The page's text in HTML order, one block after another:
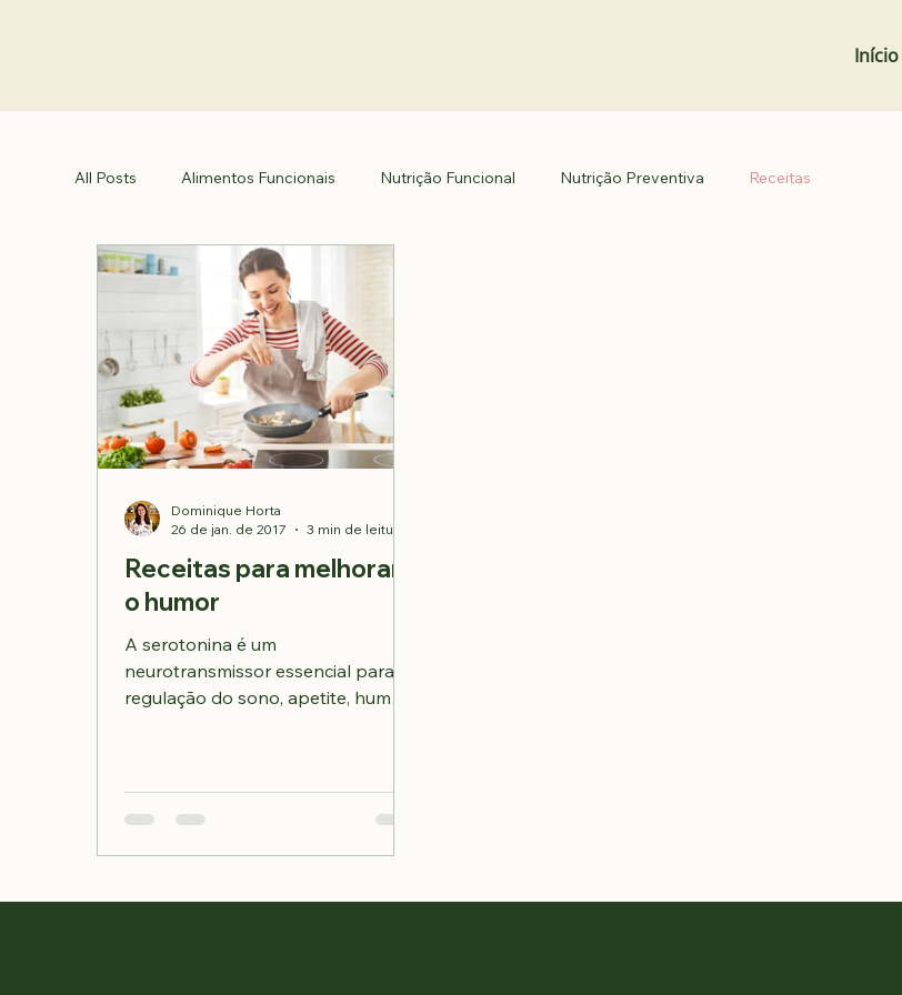
Início
All Posts Alimentos Funcionais Nutrição Funcional Nutrição Preventiva Receitas
Receitas para melhorar
o humor
A serotonina é um
neurotransmissor essencial para a
regulação do sono, apetite, humor
Dominique Horta
26 de jan. de 2017
3 min de leitura